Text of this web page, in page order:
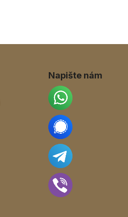
Napište nám